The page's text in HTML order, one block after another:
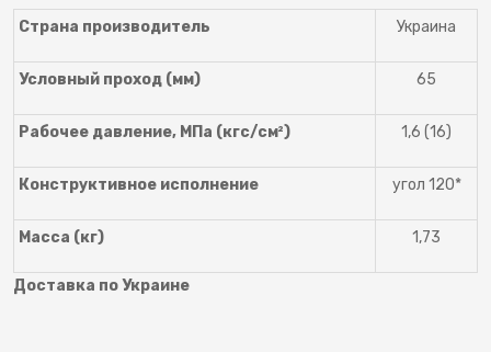
Страна производитель Украина
Условный проход (мм) 65
Рабочее давление, МПа (кгс/см²) 1,6 (16)
Конструктивное исполнение угол 120*
Масса (кг) 1,73
Доставка по Украине